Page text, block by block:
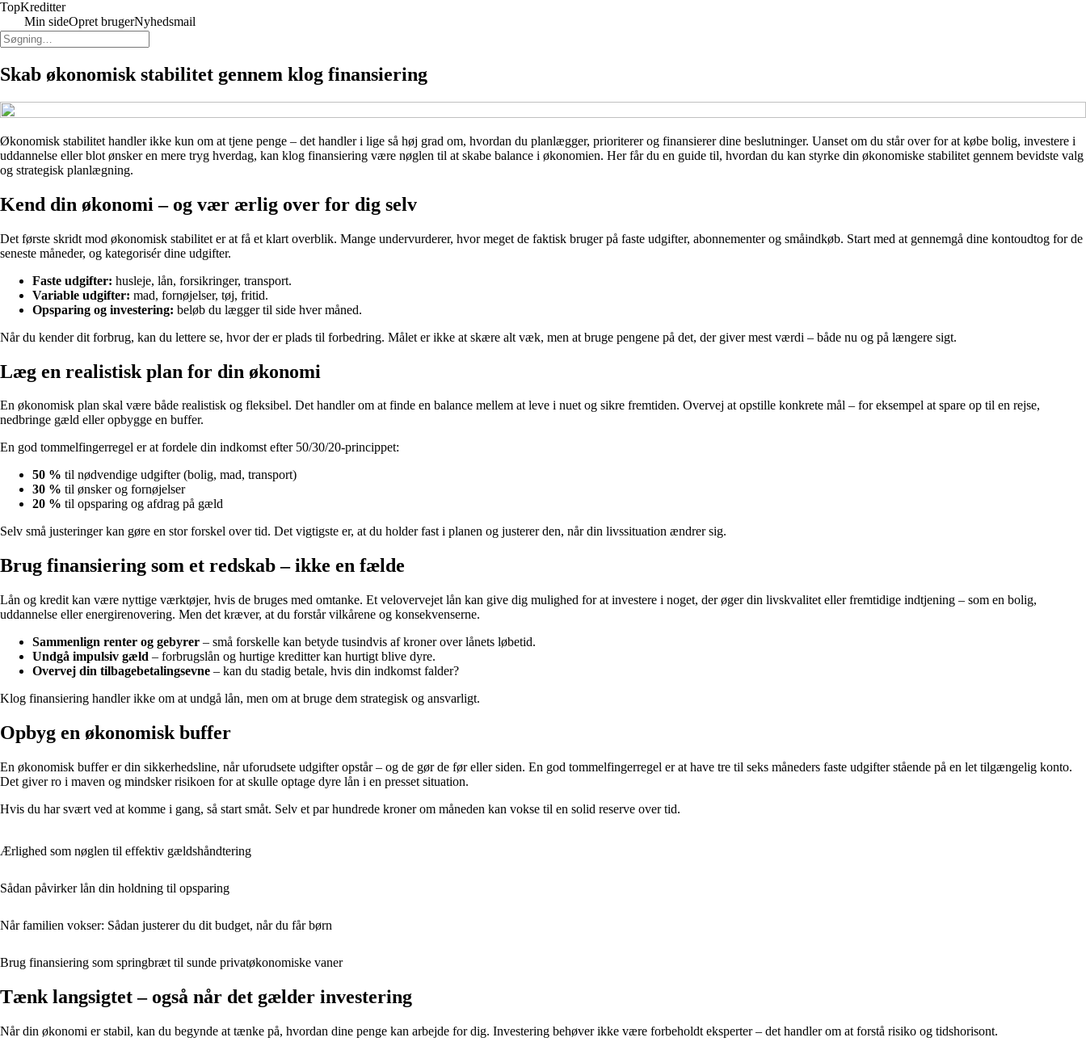
TopKreditter
Min sideOpret brugerNyhedsmail
Skab økonomisk stabilitet gennem klog finansiering
Økonomisk stabilitet handler ikke kun om at tjene penge – det handler i lige så høj grad om, hvordan du planlægger, prioriterer og finansierer dine beslutninger. Uanset om du står over for at købe bolig, investere i
uddannelse eller blot ønsker en mere tryg hverdag, kan klog finansiering være nøglen til at skabe balance i økonomien. Her får du en guide til, hvordan du kan styrke din økonomiske stabilitet gennem bevidste valg
og strategisk planlægning.
Kend din økonomi – og vær ærlig over for dig selv
Det første skridt mod økonomisk stabilitet er at få et klart overblik. Mange undervurderer, hvor meget de faktisk bruger på faste udgifter, abonnementer og småindkøb. Start med at gennemgå dine kontoudtog for de
seneste måneder, og kategorisér dine udgifter.
Faste udgifter: husleje, lån, forsikringer, transport.
Variable udgifter: mad, fornøjelser, tøj, fritid.
Opsparing og investering: beløb du lægger til side hver måned.
Når du kender dit forbrug, kan du lettere se, hvor der er plads til forbedring. Målet er ikke at skære alt væk, men at bruge pengene på det, der giver mest værdi – både nu og på længere sigt.
Læg en realistisk plan for din økonomi
En økonomisk plan skal være både realistisk og fleksibel. Det handler om at finde en balance mellem at leve i nuet og sikre fremtiden. Overvej at opstille konkrete mål – for eksempel at spare op til en rejse,
nedbringe gæld eller opbygge en buffer.
En god tommelfingerregel er at fordele din indkomst efter 50/30/20-princippet:
50 % til nødvendige udgifter (bolig, mad, transport)
30 % til ønsker og fornøjelser
20 % til opsparing og afdrag på gæld
Selv små justeringer kan gøre en stor forskel over tid. Det vigtigste er, at du holder fast i planen og justerer den, når din livssituation ændrer sig.
Brug finansiering som et redskab – ikke en fælde
Lån og kredit kan være nyttige værktøjer, hvis de bruges med omtanke. Et velovervejet lån kan give dig mulighed for at investere i noget, der øger din livskvalitet eller fremtidige indtjening – som en bolig,
uddannelse eller energirenovering. Men det kræver, at du forstår vilkårene og konsekvenserne.
Sammenlign renter og gebyrer – små forskelle kan betyde tusindvis af kroner over lånets løbetid.
Undgå impulsiv gæld – forbrugslån og hurtige kreditter kan hurtigt blive dyre.
Overvej din tilbagebetalingsevne – kan du stadig betale, hvis din indkomst falder?
Klog finansiering handler ikke om at undgå lån, men om at bruge dem strategisk og ansvarligt.
Opbyg en økonomisk buffer
En økonomisk buffer er din sikkerhedsline, når uforudsete udgifter opstår – og de gør de før eller siden. En god tommelfingerregel er at have tre til seks måneders faste udgifter stående på en let tilgængelig konto.
Det giver ro i maven og mindsker risikoen for at skulle optage dyre lån i en presset situation.
Hvis du har svært ved at komme i gang, så start småt. Selv et par hundrede kroner om måneden kan vokse til en solid reserve over tid.
Ærlighed som nøglen til effektiv gældshåndtering
Sådan påvirker lån din holdning til opsparing
Når familien vokser: Sådan justerer du dit budget, når du får børn
Brug finansiering som springbræt til sunde privatøkonomiske vaner
Tænk langsigtet – også når det gælder investering
Når din økonomi er stabil, kan du begynde at tænke på, hvordan dine penge kan arbejde for dig. Investering behøver ikke være forbeholdt eksperter – det handler om at forstå risiko og tidshorisont.